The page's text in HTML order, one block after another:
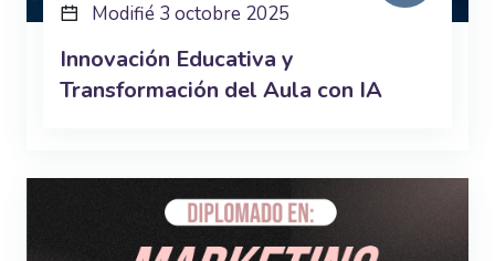
Modifié 3 octobre 2025
Innovación Educativa y
Transformación del Aula con IA